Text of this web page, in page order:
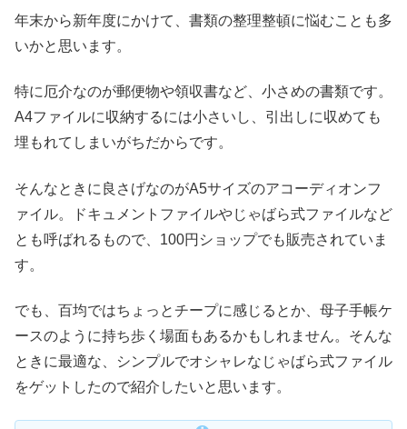
年末から新年度にかけて、書類の整理整頓に悩むことも多
いかと思います。
特に厄介なのが郵便物や領収書など、小さめの書類です。
A4ファイルに収納するには小さいし、引出しに収めても
埋もれてしまいがちだからです。
そんなときに良さげなのがA5サイズのアコーディオンフ
ァイル。ドキュメントファイルやじゃばら式ファイルなど
とも呼ばれるもので、100円ショップでも販売されていま
す。
でも、百均ではちょっとチープに感じるとか、母子手帳ケ
ースのように持ち歩く場面もあるかもしれません。そんな
ときに最適な、シンプルでオシャレなじゃばら式ファイル
をゲットしたので紹介したいと思います。